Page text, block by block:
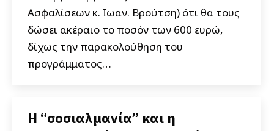
Ασφαλίσεων κ. Ιωαν. Βρούτση) ότι θα τους
δώσει ακέραιο το ποσόν των 600 ευρώ,
δίχως την παρακολούθηση του
προγράμματος…
Η “σοσιαλμανία” και η